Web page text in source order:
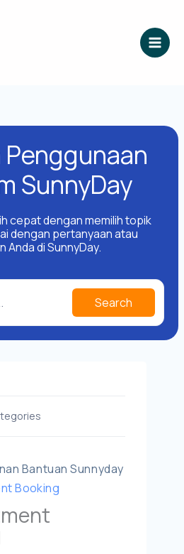
Penggunaan
SunnyDay
cepat dengan memilih topik
dengan pertanyaan atau
Anda di SunnyDay.
Search
Bantuan Sunnyday
Booking